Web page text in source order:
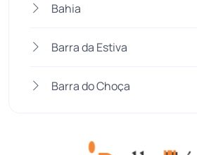
Bahia
Barra da Estiva
Barra do Choça